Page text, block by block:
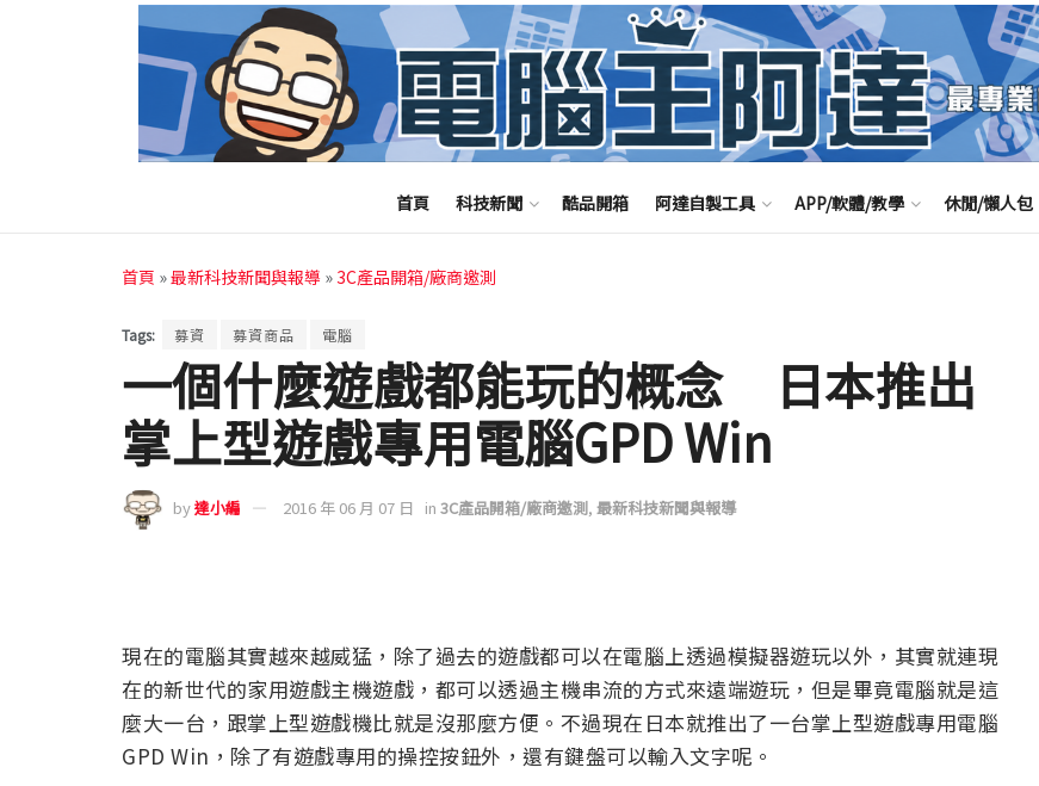
首頁 科技新聞 酷品開箱 阿達自製工具 APP/軟體/教學 休閒/懶人包
首頁 »最新科技新聞與報導 »3C產品開箱/廠商邀測
Tags: 募資 募資商品 電腦
一個什麼遊戲都能玩的概念 日本推出
掌上型遊戲專用電腦GPD Win
by達小編 2016 年 06 月 07 日 in 3C產品開箱/廠商邀測, 最新科技新聞與報導
現在的電腦其實越來越威猛，除了過去的遊戲都可以在電腦上透過模擬器遊玩以外，其實就連現
在的新世代的家用遊戲主機遊戲，都可以透過主機串流的方式來遠端遊玩，但是畢竟電腦就是這
麼大一台，跟掌上型遊戲機比就是沒那麼方便。不過現在日本就推出了一台掌上型遊戲專用電腦
GPD Win，除了有遊戲專用的操控按鈕外，還有鍵盤可以輸入文字呢。